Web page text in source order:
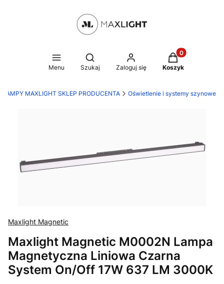
Menu
Otwórz wyszukiwarkę
Szukaj Zaloguj się
Produkty w
Koszyk
LAMPY MAXLIGHT SKLEP PRODUCENTA Oświetlenie i systemy szynowe
Maxlight Magnetic
Maxlight Magnetic M0002N Lampa
Magnetyczna Liniowa Czarna
System On/Off 17W 637 LM 3000K